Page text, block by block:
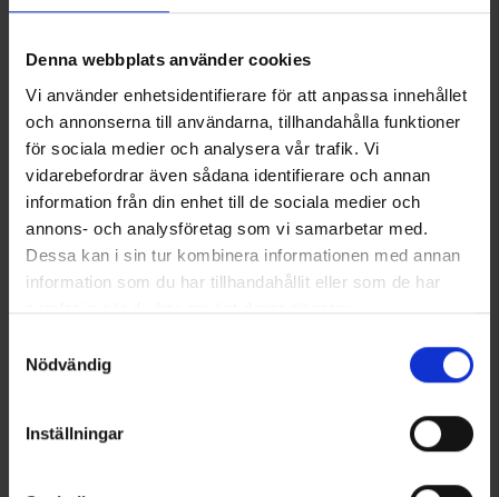
Denna webbplats använder cookies
Vi använder enhetsidentifierare för att anpassa innehållet
och annonserna till användarna, tillhandahålla funktioner
för sociala medier och analysera vår trafik. Vi
vidarebefordrar även sådana identifierare och annan
information från din enhet till de sociala medier och
annons- och analysföretag som vi samarbetar med.
Dessa kan i sin tur kombinera informationen med annan
information som du har tillhandahållit eller som de har
samlat in när du har använt deras tjänster.
Nödvändig
Inställningar
Tekniset tiedot
Arvostelut
Saatat myös tarvita